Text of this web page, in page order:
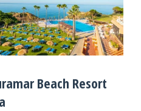
Beach Resort